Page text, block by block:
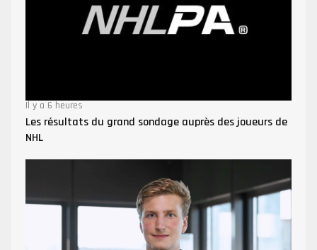
Il y a 6 heures
Les résultats du grand sondage auprès des joueurs de
NHL